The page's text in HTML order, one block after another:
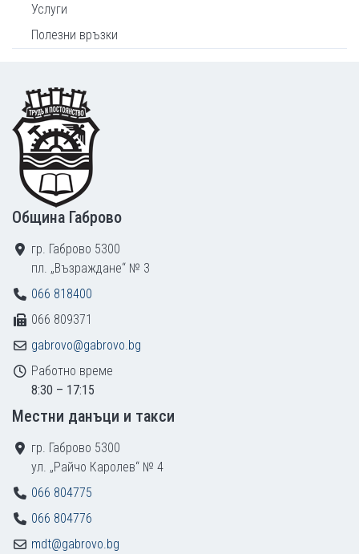
Услуги
Полезни връзки
Footer
Община Габрово
гр. Габрово 5300
пл. „Възраждане“ № 3
066 818400
066 809371
gabrovo@gabrovo.bg
Работно време
8:30 – 17:15
Местни данъци и такси
гр. Габрово 5300
ул. „Райчо Каролев“ № 4
066 804775
066 804776
mdt@gabrovo.bg